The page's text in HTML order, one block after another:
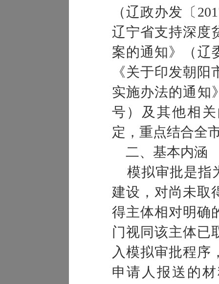
（辽政办发〔
辽宁省支持深度
案的通知》（辽
《关于印发朝
实施办法的通知
号）及其他相
定，重点结合全
二、基本内涵
模拟审批是指
建设，对尚未取
得主体相对明确
门视同该主体已
入模拟审批程序
申请人报送的